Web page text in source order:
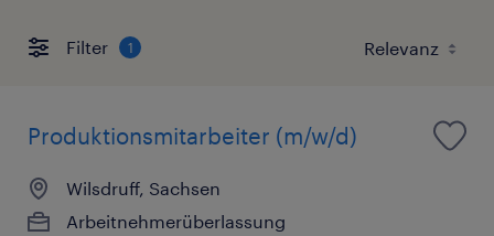
Filter 1
Produktionsmitarbeiter (m/w/d)
Wilsdruff, Sachsen
Arbeitnehmerüberlassung